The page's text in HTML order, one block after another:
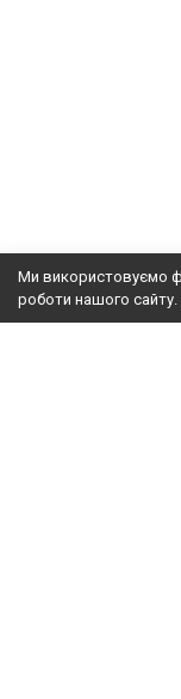
Ми використовуємо
роботи нашого сайту.